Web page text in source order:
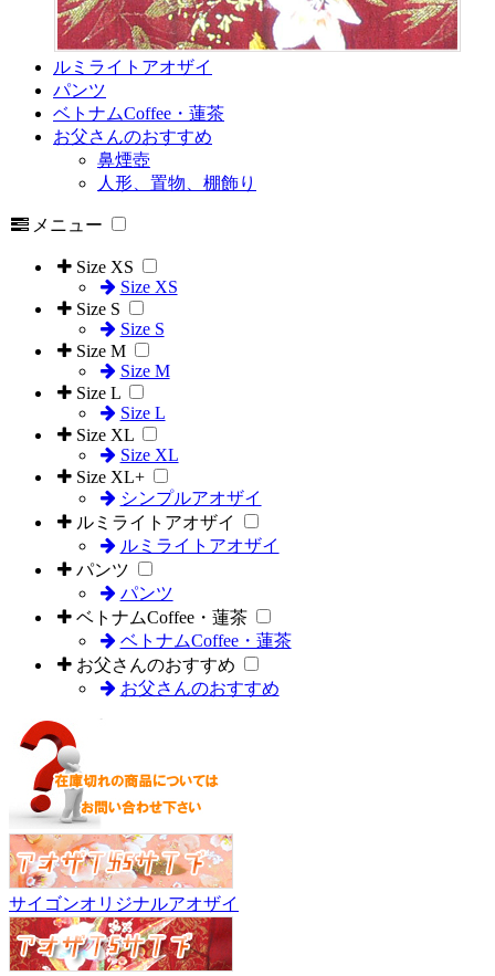
ルミライトアオザイ
パンツ
ベトナムCoffee・蓮茶
お父さんのおすすめ
鼻煙壺
人形、置物、棚飾り
メニュー
Size XS
Size XS
Size S
Size S
Size M
Size M
Size L
Size L
Size XL
Size XL
Size XL+
シンプルアオザイ
ルミライトアオザイ
ルミライトアオザイ
パンツ
パンツ
ベトナムCoffee・蓮茶
ベトナムCoffee・蓮茶
お父さんのおすすめ
お父さんのおすすめ
サイゴンオリジナルアオザイ